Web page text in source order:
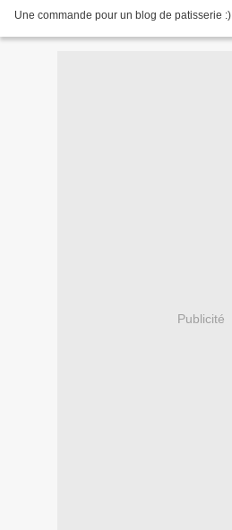
Une commande pour un blog de patisserie :)
Publicité